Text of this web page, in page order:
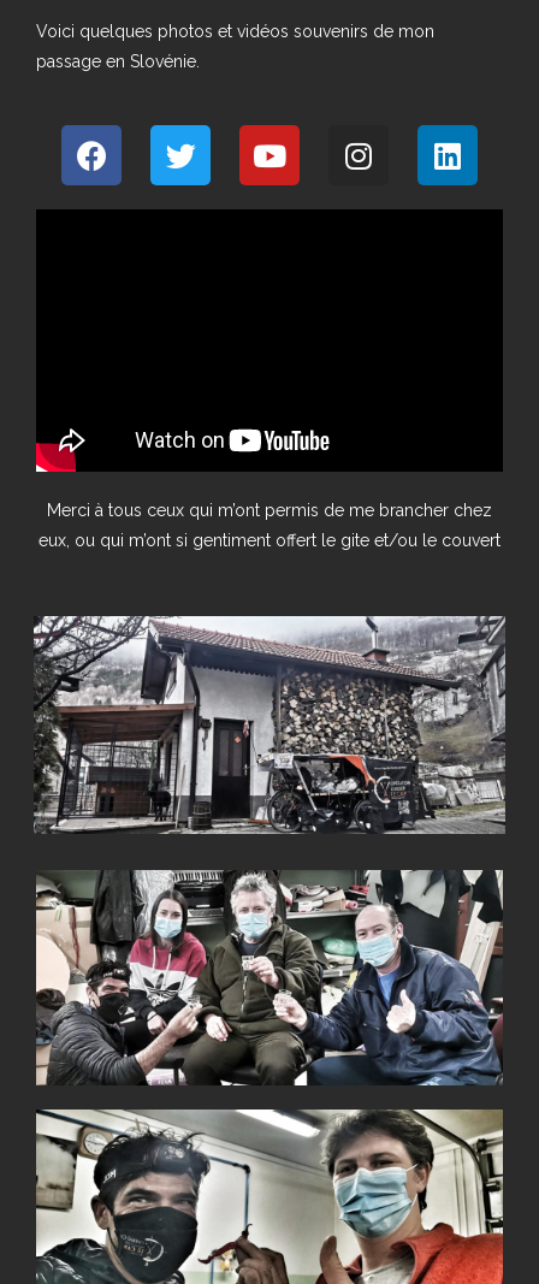
Voici quelques photos et vidéos souvenirs de mon
passage en Slovénie.
Merci à tous ceux qui m’ont permis de me brancher chez
eux, ou qui m’ont si gentiment offert le gite et/ou le couvert